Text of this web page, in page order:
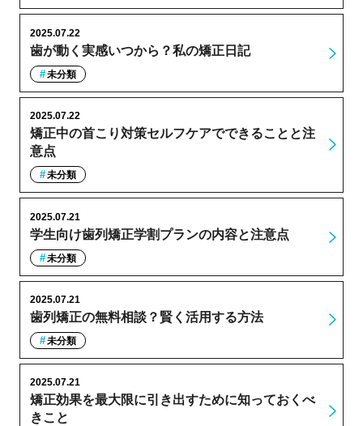
歯が動く実感いつから？私の矯正日記
2025.07.22
未分類
矯正中の首こり対策セルフケアでできることと注
意点
2025.07.22
未分類
学生向け歯列矯正学割プランの内容と注意点
2025.07.21
未分類
歯列矯正の無料相談？賢く活用する方法
2025.07.21
未分類
矯正効果を最大限に引き出すために知っておくべ
きこと
2025.07.21